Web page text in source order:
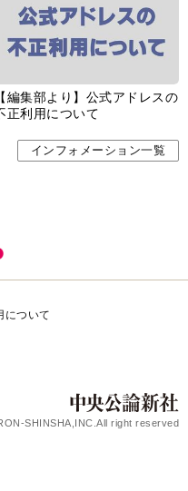
【編集部より】公式アドレスの
正利用について
インフォメーション一覧
について
SHINSHA,INC.All right reserved